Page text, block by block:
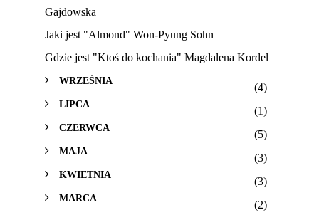
Gajdowska
Jaki jest "Almond" Won-Pyung Sohn
Gdzie jest "Ktoś do kochania" Magdalena Kordel
WRZEŚNIA
(4)
LIPCA
(1)
CZERWCA
(5)
MAJA
(3)
KWIETNIA
(3)
MARCA
(2)